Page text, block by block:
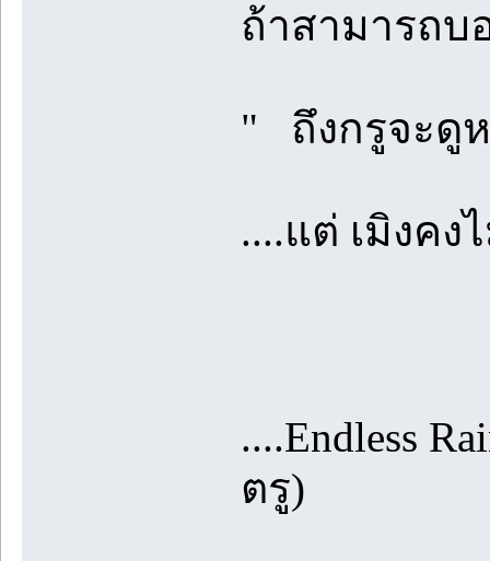
ถ้าสามารถบ
" ถึงกรูจะดูห
....แต่ เมิงคง
....Endless
ตรู)